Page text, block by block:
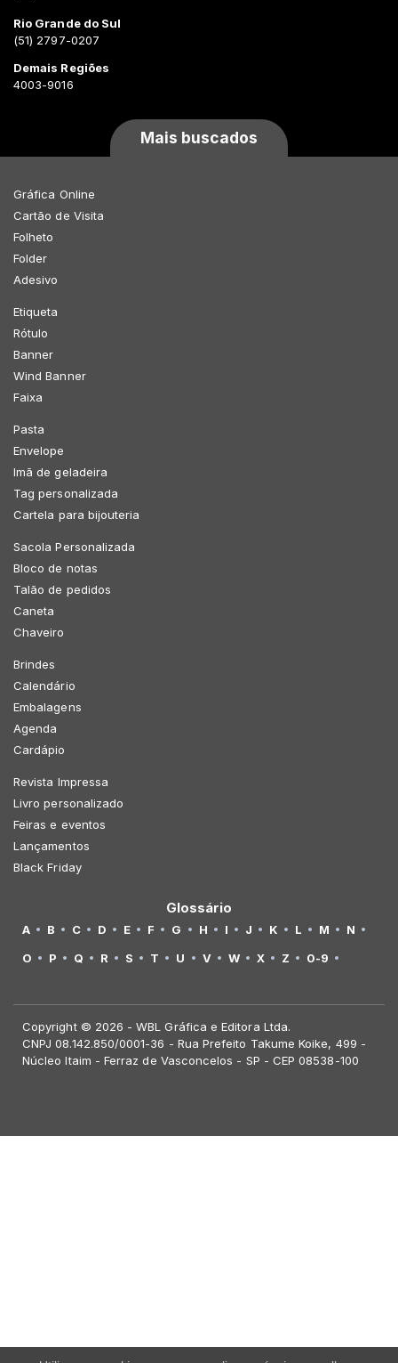
Rio Grande do Sul
(51) 2797-0207
Demais Regiões
4003-9016
Mais buscados
Gráfica Online
Cartão de Visita
Folheto
Folder
Adesivo
Etiqueta
Rótulo
Banner
Wind Banner
Faixa
Pasta
Envelope
Imã de geladeira
Tag personalizada
Cartela para bijouteria
Sacola Personalizada
Bloco de notas
Talão de pedidos
Caneta
Chaveiro
Brindes
Calendário
Embalagens
Agenda
Cardápio
Revista Impressa
Livro personalizado
Feiras e eventos
Lançamentos
Black Friday
Glossário
A B C D E F G H I J K L M
N
O
P Q R S T U V W X Z 0-9
Copyright © 2026 - WBL Gráfica e Editora Ltda.
CNPJ 08.142.850/0001-36 - Rua Prefeito Takume Koike, 499 -
Núcleo Itaim - Ferraz de Vasconcelos - SP - CEP 08538-100